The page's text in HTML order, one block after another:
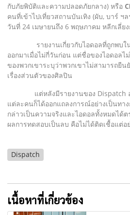
กับภัยพิบัติและความปลอดภัยกลาง) หรือ
คนที่เข้าไปเที่ยวสถานบันเทิง (ผับ, บาร์ ฯ
วันที่ 24 เมษายนถึง 6 พฤษภาคม หลีกเลี่ย
รายงานเกี่ยวกับไอดอลที่ถูกพบในย่
ออกมาเมื่อไม่กี่วันก่อน แต่ชื่อของไอดอลไ
ของพวกเขาระบุว่าพวกเขาไม่สามารถยืน
เรื่องส่วนตัวของศิลปิน
แต่หลังมีรายงานของ Dispatch ออ
แต่ละคนก็ได้ออกแถลงการณ์อย่างเป็นทา
กล่าวเป็นความจริงและไอดอลทั้งหมดได้
ผลการทดสอบเป็นลบ คือไม่ได้ติดเชื้อแต่อ
Dispatch
เนื้อหาที่เกี่ยวข้อง